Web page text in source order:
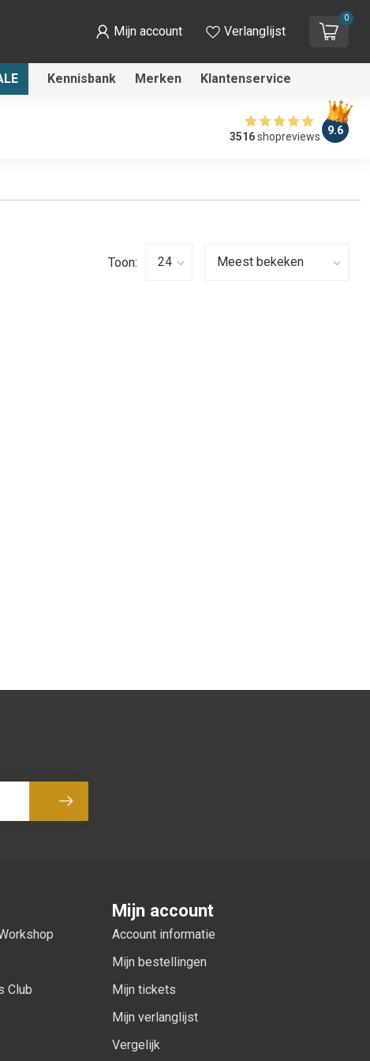
Mijn account Verlanglijst
0
Kennisbank Merken Klantenservice
3516shopreviews 9.6
Toon:
Abonneer
Club
Mijn account
Account informatie
Mijn bestellingen
Mijn tickets
Mijn verlanglijst
Vergelijk